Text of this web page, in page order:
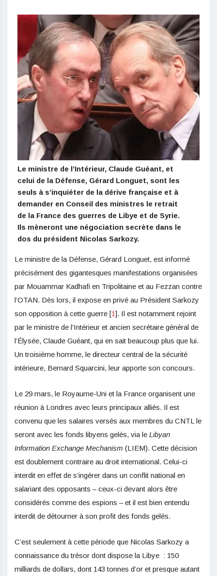
Le ministre de l’Intérieur, Claude Guéant, et
celui de la Défense, Gérard Longuet, sont les
seuls à s’inquiéter de la dérive française et à
demander en Conseil des ministres le retrait
de la France des guerres de Libye et de Syrie.
Ils mèneront une négociation secrète dans le
dos du président Nicolas Sarkozy.
Le ministre de la Défense, Gérard Longuet, est informé
précisément des gigantesques manifestations organisées
par Mouammar Kadhafi en Tripolitaine et au Fezzan contre
l’OTAN. Dès lors, il expose en privé au Président Sarkozy
son opposition à cette guerre [1]. Il est notamment rejoint
par le ministre de l’Intérieur et ancien secrétaire général de
l’Élysée, Claude Guéant, qui en sait beaucoup plus que lui.
Un troisième homme, le directeur central de la sécurité
intérieure, Bernard Squarcini, leur apporte son concours.
Le 29 mars, le Royaume-Uni et la France organisent une
réunion à Londres avec leurs principaux alliés. Il est
convenu que les salaires versés aux membres du CNTL le
seront avec les fonds libyens gelés, via le Libyan
Information Exchange Mechanism (LIEM). Cette décision
est doublement contraire au droit international. Celui-ci
interdit en effet de s’ingérer dans un conflit national en
salariant des opposants – ceux-ci devant alors être
considérés comme des espions – et il est bien entendu
interdit de détourner à son profit des fonds gelés.
C’est seulement à cette période que Nicolas Sarkozy a
connaissance du trésor dont dispose la Libye : 150
milliards de dollars, dont 143 tonnes d’or et presque autant